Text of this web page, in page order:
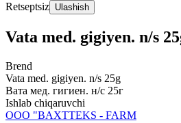
Retseptsiz Ulashish
Vata med. gigiyen. n/s
Brend
Vata med. gigiyen. n/s 25g
Вата мед. гигиен. н/с 25г
Ishlab chiqaruvchi
ООО "BAХTTEKS - FARM